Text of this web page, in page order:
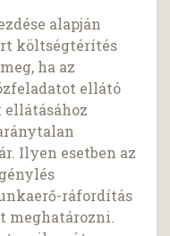
alapján
költségtérítés
ha az
ellátó
Ilyen esetben az
ráfordítás
meghatározni.